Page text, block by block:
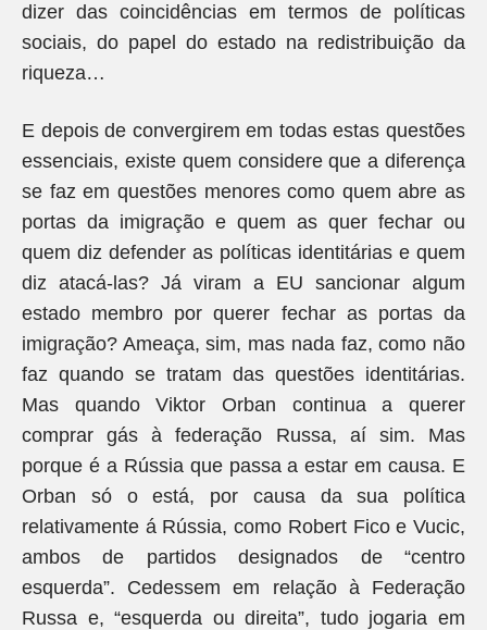
dizer das coincidências em termos de políticas
sociais, do papel do estado na redistribuição da
riqueza…
E depois de convergirem em todas estas questões
essenciais, existe quem considere que a diferença
se faz em questões menores como quem abre as
portas da imigração e quem as quer fechar ou
quem diz defender as políticas identitárias e quem
diz atacá-las? Já viram a EU sancionar algum
estado membro por querer fechar as portas da
imigração? Ameaça, sim, mas nada faz, como não
faz quando se tratam das questões identitárias.
Mas quando Viktor Orban continua a querer
comprar gás à federação Russa, aí sim. Mas
porque é a Rússia que passa a estar em causa. E
Orban só o está, por causa da sua política
relativamente á Rússia, como Robert Fico e Vucic,
ambos de partidos designados de “centro
esquerda”. Cedessem em relação à Federação
Russa e, “esquerda ou direita”, tudo jogaria em